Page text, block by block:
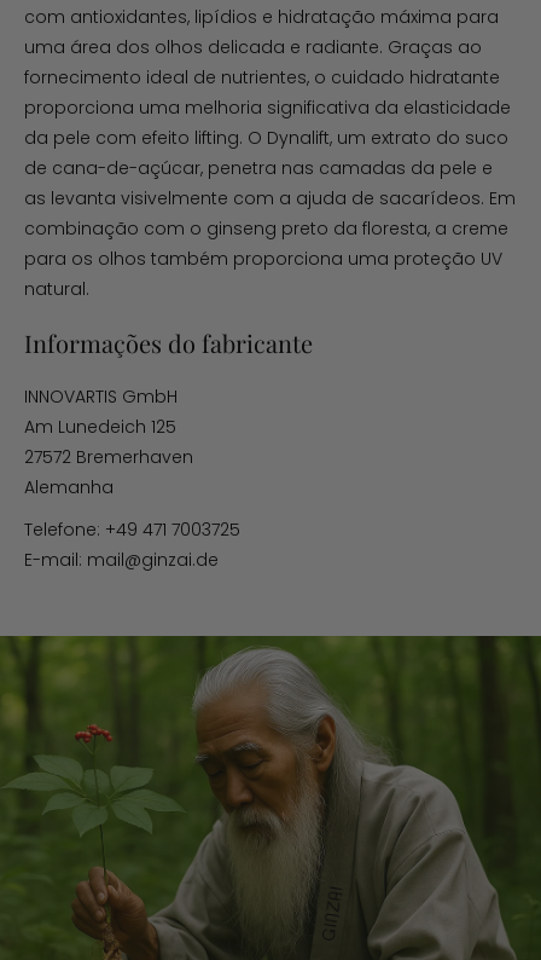
com antioxidantes, lipídios e hidratação máxima para
uma área dos olhos delicada e radiante. Graças ao
fornecimento ideal de nutrientes, o cuidado hidratante
proporciona uma melhoria significativa da elasticidade
da pele com efeito lifting. O Dynalift, um extrato do suco
de cana-de-açúcar, penetra nas camadas da pele e
as levanta visivelmente com a ajuda de sacarídeos. Em
combinação com o ginseng preto da floresta, a creme
para os olhos também proporciona uma proteção UV
natural.
Informações do fabricante
INNOVARTIS GmbH
Am Lunedeich 125
27572 Bremerhaven
Alemanha
Telefone: +49 471 7003725
E-mail: mail@ginzai.de